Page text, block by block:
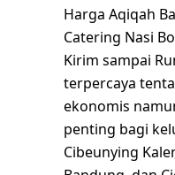
Harga Aqiqah
Catering Nasi
Kirim sampai
terpercaya
ekonomis
penting bagi
Cibeunying